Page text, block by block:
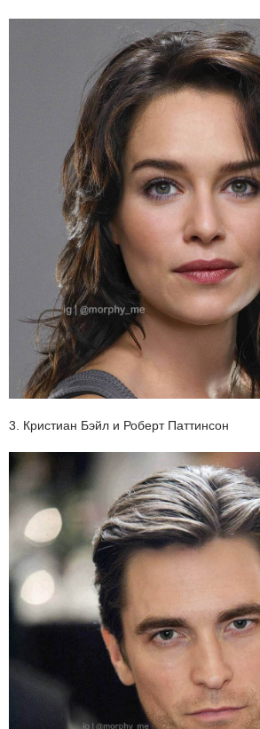
3. Кристиан Бэйл и Роберт Паттинсон